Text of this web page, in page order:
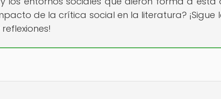
de la crítica social en la literatura? ¡Sigue